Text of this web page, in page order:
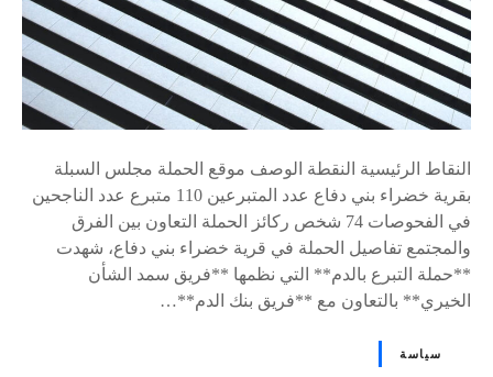
النقاط الرئيسية النقطة الوصف موقع الحملة مجلس السبلة
بقرية خضراء بني دفاع عدد المتبرعين 110 متبرع عدد الناجحين
في الفحوصات 74 شخص ركائز الحملة التعاون بين الفرق
والمجتمع تفاصيل الحملة في قرية خضراء بني دفاع، شهدت
**حملة التبرع بالدم** التي نظمها **فريق سمد الشأن
الخيري** بالتعاون مع **فريق بنك الدم**…
سياسة